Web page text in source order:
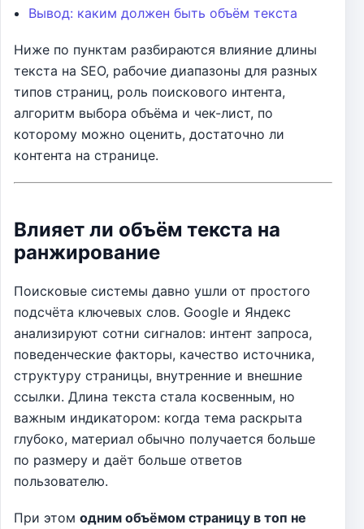
Вывод: каким должен быть объём текста
Ниже по пунктам разбираются влияние длины
текста на SEO, рабочие диапазоны для разных
типов страниц, роль поискового интента,
алгоритм выбора объёма и чек-лист, по
которому можно оценить, достаточно ли
контента на странице.
Влияет ли объём текста на
ранжирование
Поисковые системы давно ушли от простого
подсчёта ключевых слов. Google и Яндекс
анализируют сотни сигналов: интент запроса,
поведенческие факторы, качество источника,
структуру страницы, внутренние и внешние
ссылки. Длина текста стала косвенным, но
важным индикатором: когда тема раскрыта
глубоко, материал обычно получается больше
по размеру и даёт больше ответов
пользователю.
При этом одним объёмом страницу в топ не